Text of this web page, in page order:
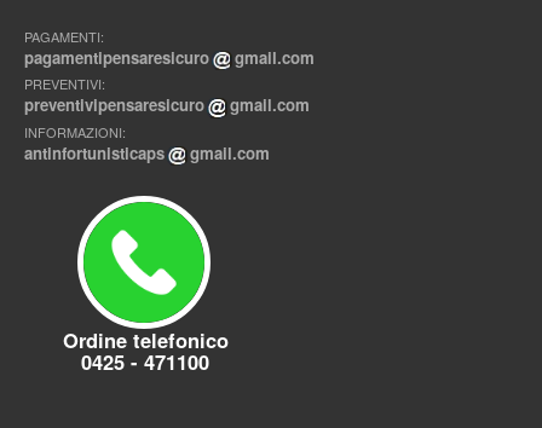
PAGAMENTI:
pagamentipensaresicuro gmail.com
PREVENTIVI:
preventivipensaresicuro gmail.com
INFORMAZIONI:
antinfortunisticaps gmail.com
Ordine telefonico
0425 - 471100